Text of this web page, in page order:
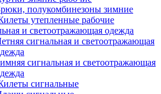
полукомбинезоны зимние
утепленные рабочие
и светоотражающая одежда
сигнальная и светоотражающая
сигнальная и светоотражающая
сигнальные